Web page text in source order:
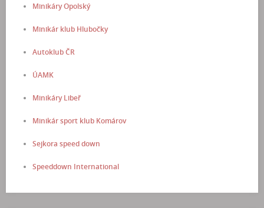
Minikáry Opolský
Minikár klub Hlubočky
Autoklub ČR
ÚAMK
Minikáry Libeř
Minikár sport klub Komárov
Sejkora speed down
Speeddown International